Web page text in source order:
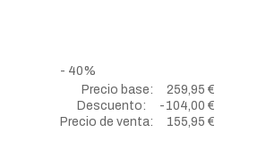
- 40%
Precio base:
259,95 €
Descuento:
-104,00 €
Precio de venta:
155,95 €